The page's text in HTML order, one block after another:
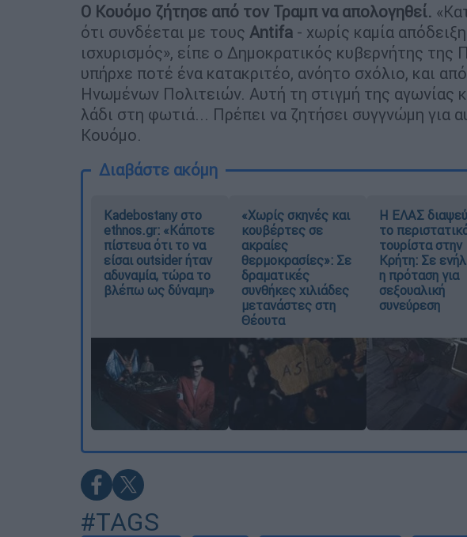
Ο Κουόμο ζήτησε από τον Τραμπ να απολογηθεί.
ότι συνδέεται με τους Antifa - χωρίς καμία
ισχυρισμός», είπε ο Δημοκρατικός κυβερνήτης της
υπήρχε ποτέ ένα κατακριτέο, ανόητο σχόλιο, και
Ηνωμένων Πολιτειών. Αυτή τη στιγμή της αγωνίας
λάδι στη φωτιά... Πρέπει να ζητήσει συγγνώμη για
Κουόμο.
Διαβάστε ακόμη
Kadebostany στο
ethnos.gr: «Κάποτε
πίστευα ότι το να
είσαι outsider ήταν
αδυναμία, τώρα το
βλέπω ως δύναμη»
«Χωρίς σκηνές και
κουβέρτες σε
ακραίες
θερμοκρασίες»: Σε
δραματικές
συνθήκες χιλιάδες
μετανάστες στη
Θέουτα
Η ΕΛΑΣ
το
τουρίστα στην
Κρήτη: Σε
η πρόταση για
σεξουαλική
συνεύρεση
#TAGS